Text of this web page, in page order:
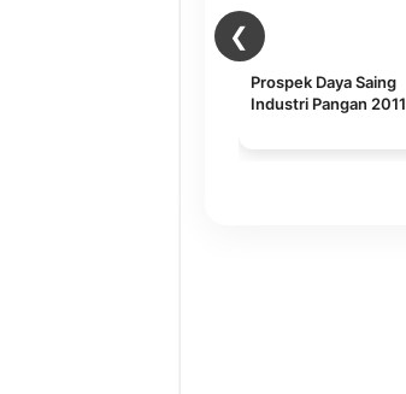
❮
Prospek Daya Saing
Industri Pangan 2011